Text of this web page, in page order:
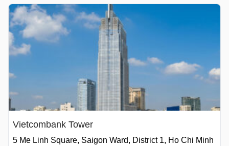
Vietcombank Tower
5 Me Linh Square, Saigon Ward, District 1, Ho Chi Minh